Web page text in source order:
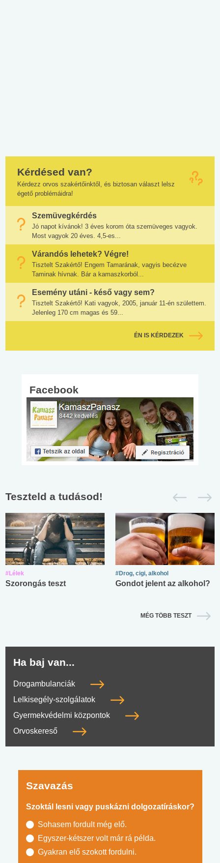
Kérdésed van?
Kérdezz orvos szakértőinktől, és biztosan választ lelsz
égető problémáidra!
Szemüvegkérdés
Jó napot kívánok! 3 éves korom óta szemüveges vagyok.
Most vagyok 20 éves. 4,5-es...
Várandós lehetek? Végre!
Tisztelt Szakértő! Engem Tamarának, vagyis becézve
Taminak hívnak. Bár a kamaszkorból...
Esemény utáni - késő vagy sem?
Tisztelt Szakértő! Kati vagyok, 2005, január 11-én születtem.
Jelenleg 170 cm magas és 59...
ÉN IS KÉRDEZEK
Facebook
Teszteld a tudásod!
#Lélek
Szorongás teszt
#Drog, cigi, alkohol
Gondot jelent az alkohol?
MÉG TÖBB TESZT
Ha baj van...
Drogambulanciák
Lelkisegély-szolgálatok
Gyermekvédelmi központok
Orvoskereső
Szavazás
Szoktál lesni vagy puskázni dolgozatíráskor?
Sohasem fordult még elő.
Egyszer-kétszer volt már rá példa.
Gyakran elő szokott fordulni.